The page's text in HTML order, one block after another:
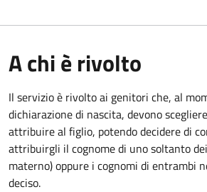
A chi è rivolto
Il servizio è rivolto ai genitori che, al
dichiarazione di nascita, devono
attribuire al figlio, potendo decidere di
attribuirgli il cognome di uno soltanto
materno) oppure i cognomi di entrambi
deciso.